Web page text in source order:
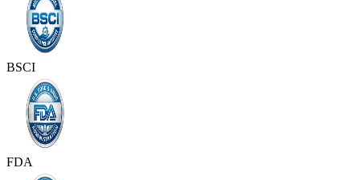
BSCI
FDA